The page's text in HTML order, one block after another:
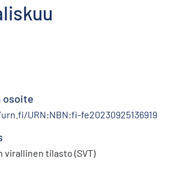
osoite
URN:NBN:fi-fe20230925136919
virallinen tilasto (SVT)